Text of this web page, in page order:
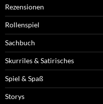
Rezensionen
Rollenspiel
Sachbuch
Skurriles & Satirisches
Spiel & Spaß
Storys